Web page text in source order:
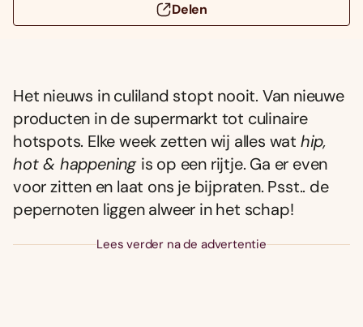
Delen
Het nieuws in culiland stopt nooit. Van nieuwe
producten in de supermarkt tot culinaire
hotspots. Elke week zetten wij alles wat hip,
hot & happening is op een rijtje. Ga er even
voor zitten en laat ons je bijpraten. Psst.. de
pepernoten liggen alweer in het schap!
Lees verder na de advertentie